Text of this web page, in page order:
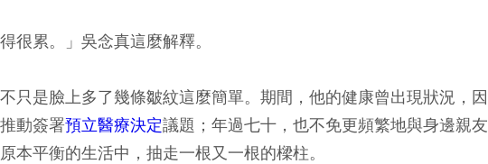
很累。」吳念真這麼解釋。
只是臉上多了幾條皺紋這麼簡單。期間，他的健康曾出現狀況，因
動簽署預立醫療決定議題；年過七十，也不免更頻繁地與身邊親友
本平衡的生活中，抽走一根又一根的樑柱。